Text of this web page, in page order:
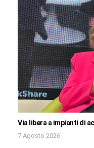
Via libera a impianti di
7 Agosto 2026